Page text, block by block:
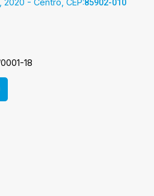
2020 - Centro, CEP:85902-010
18